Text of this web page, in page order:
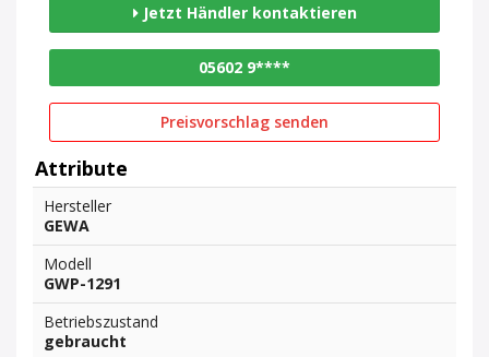
Jetzt Händler kontaktieren
05602 9****
Preisvorschlag senden
Attribute
Hersteller
GEWA
Modell
GWP-1291
Betriebszustand
gebraucht